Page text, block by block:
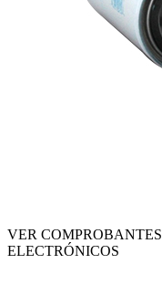
VER COMPROBANTES
ELECTRÓNICOS